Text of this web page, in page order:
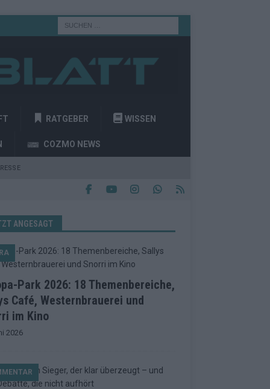
RATGEBER WISSEN
COZMO NEWS
ANGESAGT
Park 2026: 18 Themenbereiche,
Café, Westernbrauerei und
im Kino
2026